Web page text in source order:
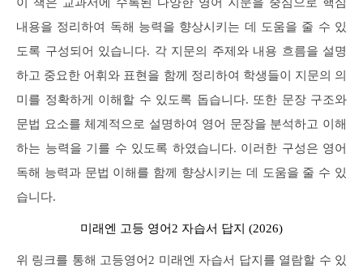
내용을 정리하여 독해 능력을 향상시키는 데 도움을 줄 수 있
도록 구성되어 있습니다. 각 지문의 주제와 내용 흐름을 설명
하고 중요한 어휘와 표현을 함께 정리하여 학생들이 지문의 의
미를 정확하게 이해할 수 있도록 돕습니다. 또한 문장 구조와
문법 요소를 체계적으로 설명하여 영어 문장을 분석하고 이해
하는 능력을 기를 수 있도록 하였습니다. 이러한 구성은 영어
독해 능력과 문법 이해를 함께 향상시키는 데 도움을 줄 수 있
습니다.
미래엔 고등 영어2 자습서 답지 (2026)
위 링크를 통해 고등영어2 미래엔 자습서 답지를 열람할 수 있